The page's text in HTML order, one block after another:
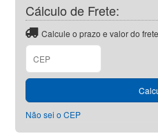
Cálculo de Frete:
Calcule o prazo e valor do
CEP
Não sei o CEP